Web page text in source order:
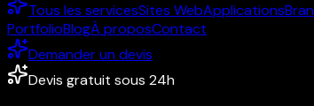
Tous les servicesSites WebApplications
PortfolioBlogÀ proposContact
Demander un devis
Devis gratuit sous 24h